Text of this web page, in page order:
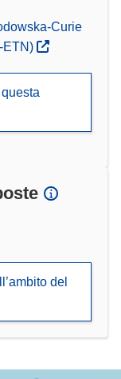
Curie
ETN)
del